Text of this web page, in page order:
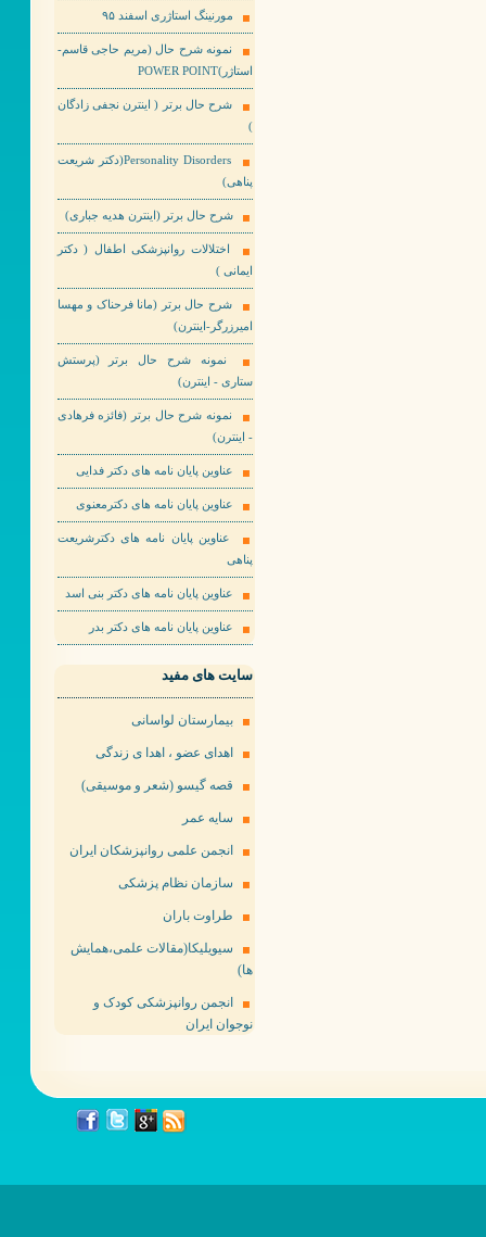
مورنینگ استاژری اسفند ۹۵
نمونه شرح حال (مریم حاجی قاسم-
استاژر)POWER POINT
شرح حال برتر ( اینترن نجفی زادگان
)
Personality Disorders(دکتر شریعت
پناهی)
شرح حال برتر (اینترن هدیه جباری)
اختلالات روانپزشکی اطفال ( دکتر
ایمانی )
شرح حال برتر (مانا فرحناک و مهسا
امیرزرگر-اینترن)
نمونه شرح حال برتر (پرستش
ستاری - اینترن)
نمونه شرح حال برتر (فائزه فرهادی
- اینترن)
عناوین پایان نامه های دکتر فدایی
عناوین پایان نامه های دکترمعنوی
عناوین پایان نامه های دکترشریعت
پناهی
عناوین پایان نامه های دکتر بنی اسد
عناوین پایان نامه های دکتر بدر
سایت های مفید
بیمارستان لواسانی
اهدای عضو ، اهدا ی زندگی
قصه گیسو (شعر و موسیقی)
سایه عمر
انجمن علمی روانپزشکان ایران
سازمان نظام پزشکی
طراوت باران
سیویلیکا(مقالات علمی،همایش
ها)
انجمن روانپزشکی کودک و
نوجوان ایران